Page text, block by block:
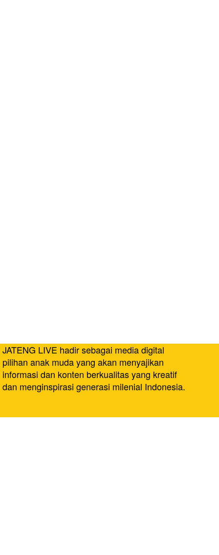
JATENG LIVE hadir sebagai media digital
pilihan anak muda yang akan menyajikan
informasi dan konten berkualitas yang kreatif
dan menginspirasi generasi milenial Indonesia.